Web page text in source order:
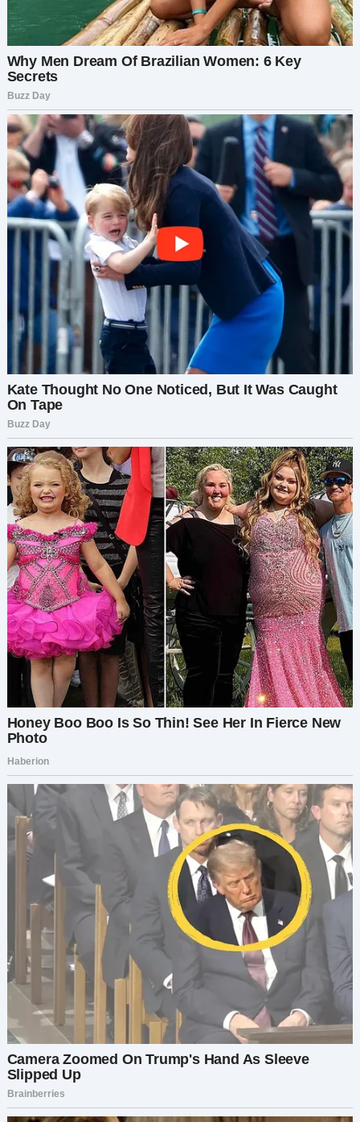
что ты их потратила?
— Мам, пожалуйста. Просто приедь в кафе на
углу Пятой и Центральной. Через час. Я всё
расскажу.
У меня не было выбора. Я выпила две таблетки
от тревоги и поехала.
Пока ехала, в голове проносились самые
страшные сценарии. Вдруг она в беде?
Когда я подъехала к адресу, Анжела уже ждала
меня у маленького, аккуратного здания. Она
выглядела напряжённой, кусала ногти.
— Мам… Пора тебе кое-что показать, — сказала
она, ведя меня внутрь.
Мы зашли в уютную кофейню. Аромат свежего
кофе наполнял воздух. На стенах — книги,
картины, уютные уголки. Люди читали, писали,
общались. Атмосфера — как в мечте
интроверта.
— Это моё место, мама, — сказала она. — Я
вложила деньги в открытие своей кофейни.
Живу в квартире над ней.
Я потеряла дар речи.
— Ты… потратила деньги на это? — выдохнула я.
— Да. Я знаю, что солгала. Но я всегда мечтала
открыть своё дело. Мне было страшно тебе
сказать — я знала, как много для тебя значило
Я пыталась быть той поддерживающей
матерью, какой всегда себя считала. Но внутри
всё горело от предательства.
— Анжела, ты хоть понимаешь, насколько ты
подорвала моё доверие? Я полжизни копила
эти деньги…
— Я знаю, мама. Мне жаль. Но ты никогда не
слушала, чего хочу я. Мне казалось, что это был
единственный способ показать тебе свою
мечту.
Я осмотрелась. Она действительно вложила
душу в это место.